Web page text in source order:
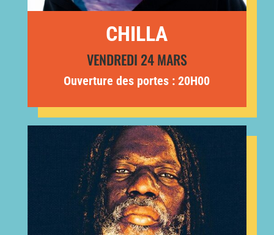
CHILLA
VENDREDI 24 MARS
Ouverture des portes : 20H00